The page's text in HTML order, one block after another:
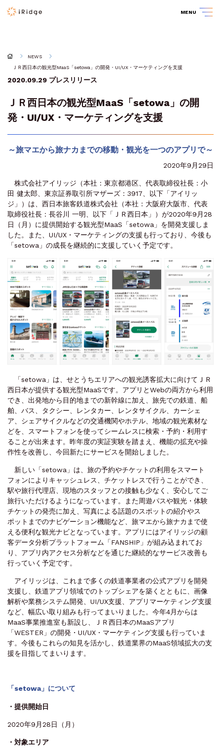
MENU
NEWS
ＪＲ西日本の観光型MaaS「setowa」の開発・UI/UX・マーケティングを支援
2020.09.29 プレスリリース
ＪＲ西日本の観光型MaaS「setowa」の開
発・UI/UX・マーケティングを支援
～旅マエから旅ナカまでの移動・観光を一つのアプリで～
2020年9月29日
株式会社アイリッジ（本社：東京都港区、代表取締役社長：小
田 健太郎、東京証券取引所マザーズ：3917、以下「アイリッ
ジ」）は、西日本旅客鉄道株式会社（本社：大阪府大阪市、代表
取締役社長：長谷川 一明、以下「ＪＲ西日本」）が2020年9月28
日（月）に提供開始する観光型MaaS「setowa」を開発支援しま
した。また、UI/UX・マーケティングの支援も行っており、今後も
「setowa」の成長を継続的に支援していく予定です。
「setowa」は、せとうちエリアへの観光誘客拡大に向けてＪＲ
西日本が提供する観光型MaaSです。アプリとWebの両方から利用
でき、出発地から目的地までの新幹線に加え、旅先での鉄道、船
舶、バス、タクシー、レンタカー、レンタサイクル、カーシェ
ア、シェアサイクルなどの交通機関やホテル、地域の観光素材な
どを、スマートフォンを使ってシームレスに検索・予約・利用す
ることが出来ます。昨年度の実証実験を踏まえ、機能の拡充や操
作性を改善し、今回新たにサービスを開始しました。
新しい「setowa」は、旅の予約やチケットの利用をスマート
フォンによりキャッシュレス、チケットレスで行うことができ、
駅や旅行代理店、現地のスタッフとの接触も少なく、安心してご
旅行いただけるようになっています。また周遊パスや観光・体験
チケットの発売に加え、写真による話題のスポットの紹介やス
ポットまでのナビゲーション機能など、旅マエから旅ナカまで使
える便利な観光ナビとなっています。アプリにはアイリッジの顧
客データ分析プラットフォーム「FANSHIP」が組み込まれてお
り、アプリ内アクセス分析などを通じた継続的なサービス改善も
行っていく予定です。
アイリッジは、これまで多くの鉄道事業者の公式アプリを開発
支援し、鉄道アプリ領域でのトップシェアを築くとともに、画像
解析や業務システム開発、UI/UX支援、アプリマーケティング支援
など、幅広い取り組みも行ってまいりました。今年4月からは
MaaS事業推進室も新設し、ＪＲ西日本のMaaSアプリ
「WESTER」の開発・UI/UX・マーケティング支援も行っていま
す。今後もこれらの知見を活かし、鉄道業界のMaaS領域拡大の支
援を目指してまいります。
「setowa」について
・提供開始日
2020年9月28日（月）
・対象エリア